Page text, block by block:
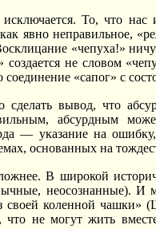
То, что нас
явно неправильное,
«чепуха!»
создается не словом
«сапог» с
сделать вывод, что
абсурдным
— указание на
основанных на
В широкой
неосознанные). И
своей коленной
что не могут жить